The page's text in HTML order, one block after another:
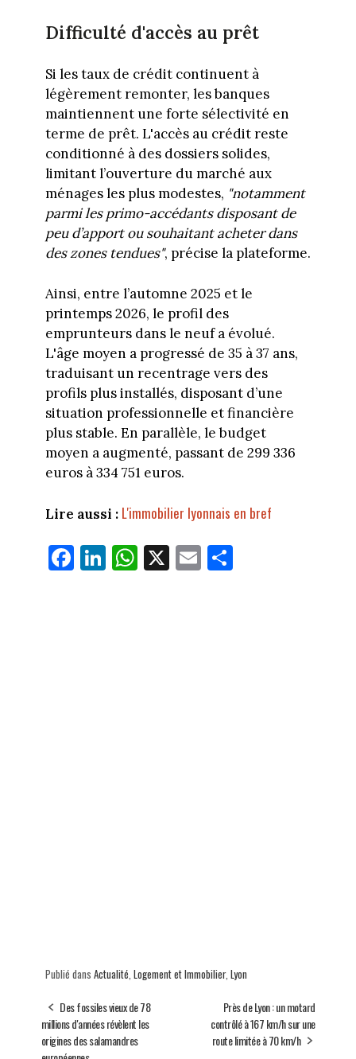
Difficulté d'accès au prêt
Si les taux de crédit continuent à
légèrement remonter, les banques
maintiennent une forte sélectivité en
terme de prêt. L'accès au crédit reste
conditionné à des dossiers solides,
limitant l’ouverture du marché aux
ménages les plus modestes, "notamment
parmi les primo-accédants disposant de
peu d’apport ou souhaitant acheter dans
des zones tendues", précise la plateforme.
Ainsi, entre l’automne 2025 et le
printemps 2026, le profil des
emprunteurs dans le neuf a évolué.
L'âge moyen a progressé de 35 à 37 ans,
traduisant un recentrage vers des
profils plus installés, disposant d’une
situation professionnelle et financière
plus stable. En parallèle, le budget
moyen a augmenté, passant de 299 336
euros à 334 751 euros.
Lire aussi : L'immobilier lyonnais en bref
Fa
ce
Li
nk
W
ha
X E
m
Pa
Publié dans Actualité, Logement et Immobilier, Lyon
Des fossiles vieux de 78
millions d'années révèlent les
origines des salamandres
Près de Lyon : un motard
contrôlé à 167 km/h sur une
route limitée à 70 km/h